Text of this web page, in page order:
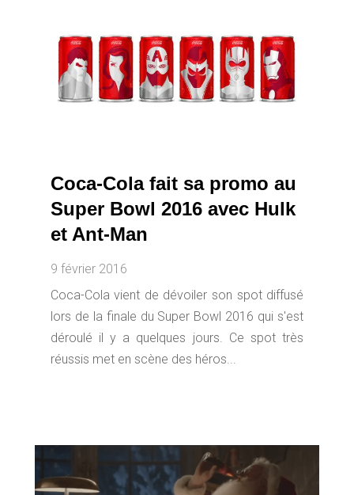
Coca-Cola fait sa promo au
Super Bowl 2016 avec Hulk
et Ant-Man
9 février 2016
Coca-Cola vient de dévoiler son spot diffusé
lors de la finale du Super Bowl 2016 qui s'est
déroulé il y a quelques jours. Ce spot très
réussis met en scène des héros...